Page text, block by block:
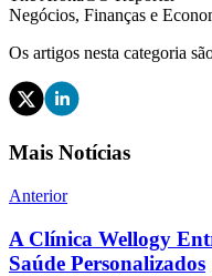
Negócios, Finanças e
Os artigos nesta categoria
Mais Notícias
Anterior
A Clínica Wellogy
Saúde Personalizados